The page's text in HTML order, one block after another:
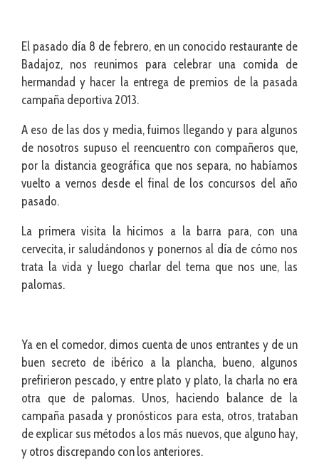
El pasado día 8 de febrero, en un conocido restaurante de
Badajoz, nos reunimos para celebrar una comida de
hermandad y hacer la entrega de premios de la pasada
campaña deportiva 2013.
A eso de las dos y media, fuimos llegando y para algunos
de nosotros supuso el reencuentro con compañeros que,
por la distancia geográfica que nos separa, no habíamos
vuelto a vernos desde el final de los concursos del año
pasado.
La primera visita la hicimos a la barra para, con una
cervecita, ir saludándonos y ponernos al día de cómo nos
trata la vida y luego charlar del tema que nos une, las
palomas.
Ya en el comedor, dimos cuenta de unos entrantes y de un
buen secreto de ibérico a la plancha, bueno, algunos
prefirieron pescado, y entre plato y plato, la charla no era
otra que de palomas. Unos, haciendo balance de la
campaña pasada y pronósticos para esta, otros, trataban
de explicar sus métodos a los más nuevos, que alguno hay,
y otros discrepando con los anteriores.